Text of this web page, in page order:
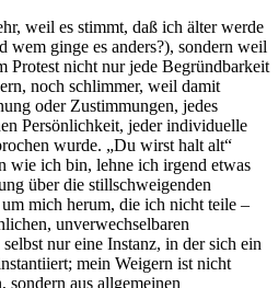
weil es stimmt, daß ich älter werde
wem ginge es anders?), sondern weil
Protest nicht nur jede Begründbarkeit
noch schlimmer, weil damit
oder Zustimmungen, jedes
Persönlichkeit, jeder individuelle
wurde. „Du wirst halt alt“
wie ich bin, lehne ich irgend etwas
über die stillschweigenden
mich herum, die ich nicht teile –
unverwechselbaren
nur eine Instanz, in der sich ein
mein Weigern ist nicht
sondern aus allgemeinen